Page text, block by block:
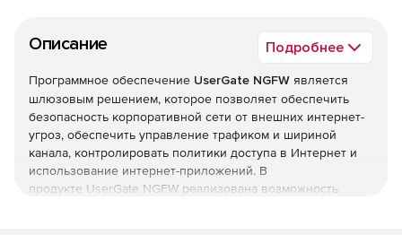
Описание Подробнее
Программное обеспечение UserGate NGFW является
шлюзовым решением, которое позволяет обеспечить
безопасность корпоративной сети от внешних интернет-
угроз, обеспечить управление трафиком и шириной
канала, контролировать политики доступа в Интернет и
использование интернет-приложений. В
продукте UserGate NGFW реализована возможность